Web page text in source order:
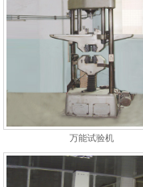
万能试验机